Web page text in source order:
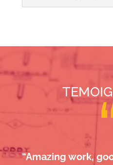
“Amazing work,